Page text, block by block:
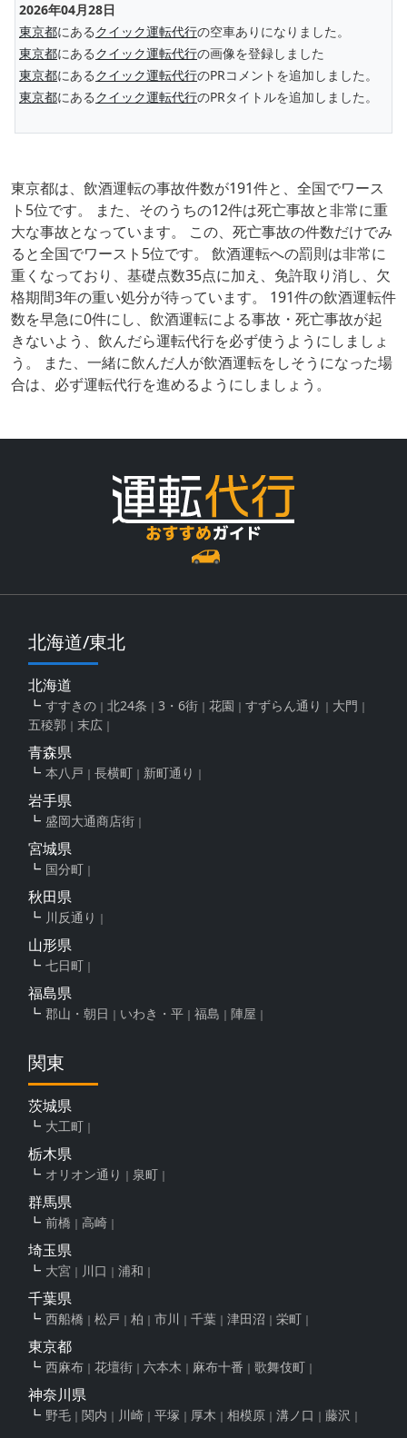
2026年04月28日
東京都にあるクイック運転代行の空車ありになりました。
東京都にあるクイック運転代行の画像を登録しました
東京都にあるクイック運転代行のPRコメントを追加しました。
東京都にあるクイック運転代行のPRタイトルを追加しました。
東京都は、飲酒運転の事故件数が191件と、全国でワース
ト5位です。 また、そのうちの12件は死亡事故と非常に重
大な事故となっています。 この、死亡事故の件数だけでみ
ると全国でワースト5位です。 飲酒運転への罰則は非常に
重くなっており、基礎点数35点に加え、免許取り消し、欠
格期間3年の重い処分が待っています。 191件の飲酒運転件
数を早急に0件にし、飲酒運転による事故・死亡事故が起
きないよう、飲んだら運転代行を必ず使うようにしましょ
う。 また、一緒に飲んだ人が飲酒運転をしそうになった場
合は、必ず運転代行を進めるようにしましょう。
北海道/東北
北海道
すすきの 北24条 3・6街 花園 すずらん通り
大門
五稜郭
末広
青森県
本八戸 長横町 新町通り
岩手県
盛岡大通商店街
宮城県
国分町
秋田県
川反通り
山形県
七日町
福島県
郡山・朝日 いわき・平 福島 陣屋
関東
茨城県
大工町
栃木県
オリオン通り 泉町
群馬県
前橋 高崎
埼玉県
大宮 川口 浦和
千葉県
西船橋 松戸 柏 市川 千葉 津田沼 栄町
東京都
西麻布 花壇街 六本木 麻布十番 歌舞伎町
神奈川県
野毛 関内 川崎 平塚 厚木 相模原 溝ノ口 藤沢